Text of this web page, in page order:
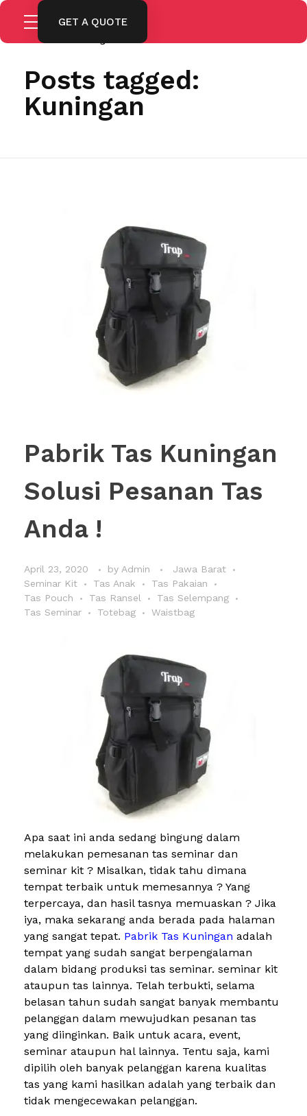
GET A QUOTE
Home
Posts tagged:
Kuningan
Pabrik Tas Kuningan
Solusi Pesanan Tas
Anda !
April 23, 2020 by Admin
Jawa Barat
Seminar Kit
Tas Anak
Tas Pakaian
Tas Pouch
Tas Ransel
Tas Selempang
Tas Seminar
Totebag Waistbag
Apa saat ini anda sedang bingung dalam
melakukan pemesanan tas seminar dan
seminar kit ? Misalkan, tidak tahu dimana
tempat terbaik untuk memesannya ? Yang
terpercaya, dan hasil tasnya memuaskan ? Jika
iya, maka sekarang anda berada pada halaman
yang sangat tepat. Pabrik Tas Kuningan adalah
tempat yang sudah sangat berpengalaman
dalam bidang produksi tas seminar. seminar kit
ataupun tas lainnya. Telah terbukti, selama
belasan tahun sudah sangat banyak membantu
pelanggan dalam mewujudkan pesanan tas
yang diinginkan. Baik untuk acara, event,
seminar ataupun hal lainnya. Tentu saja, kami
dipilih oleh banyak pelanggan karena kualitas
tas yang kami hasilkan adalah yang terbaik dan
tidak mengecewakan pelanggan.